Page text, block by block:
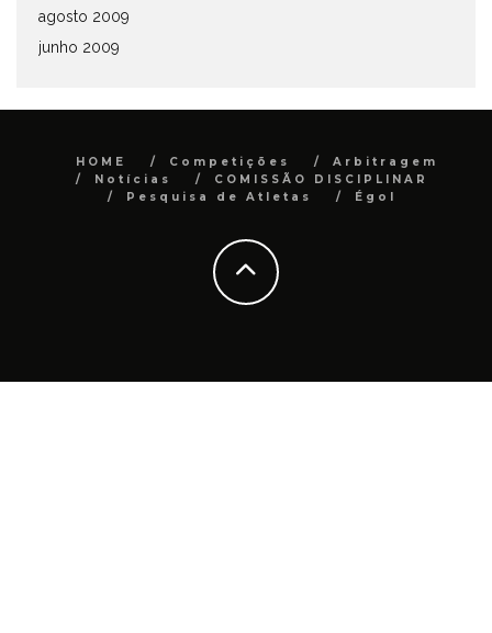
agosto 2009
junho 2009
HOME Competições
Arbitragem
Notícias
COMISSÃO DISCIPLINAR
Pesquisa de Atletas
Égol